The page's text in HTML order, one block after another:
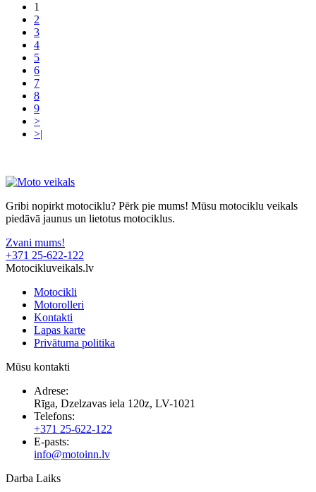
1
2
3
4
5
6
7
8
9
>
>|
Gribi nopirkt motociklu? Pērk pie mums! Mūsu motociklu veikals
piedāvā jaunus un lietotus motociklus.
Zvani mums!
+371 25-622-122
Motocikluveikals.lv
Motocikli
Motorolleri
Kontakti
Lapas karte
Privātuma politika
Mūsu kontakti
Adrese:
Rīga, Dzelzavas iela 120z, LV-1021
Telefons:
+371 25-622-122
E-pasts:
info@motoinn.lv
Darba Laiks